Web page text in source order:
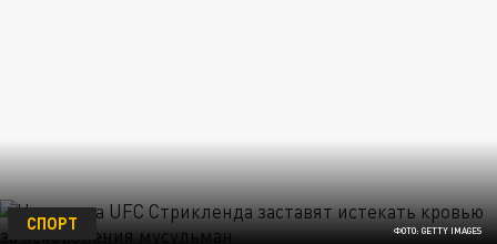
ФОТО: GETTY IMAGES
СПОРТ